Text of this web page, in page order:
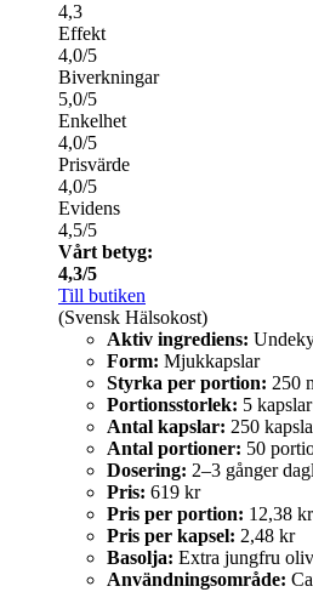
4,3
Effekt
4,0/5
Biverkningar
5,0/5
Enkelhet
4,0/5
Prisvärde
4,0/5
Evidens
4,5/5
Vårt betyg:
4,3/5
Till butiken
(Svensk Hälsokost)
Aktiv ingrediens:
Form: Mjukkapslar
Styrka per portion: 250
Portionsstorlek: 5 kapslar
Antal kapslar: 250
Antal portioner: 50
Dosering: 2–3 gånger
Pris: 619 kr
Pris per portion: 12,38 kr
Pris per kapsel: 2,48 kr
Basolja: Extra jungfru
Användningsområde: